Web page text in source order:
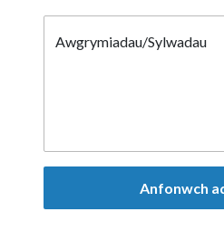
Awgrymiadau/Sylwadau